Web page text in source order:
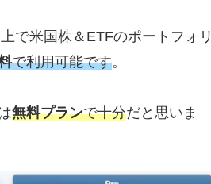
で米国株＆ETFのポートフォリ
で利用可能です。
無料プランで十分だと思いま